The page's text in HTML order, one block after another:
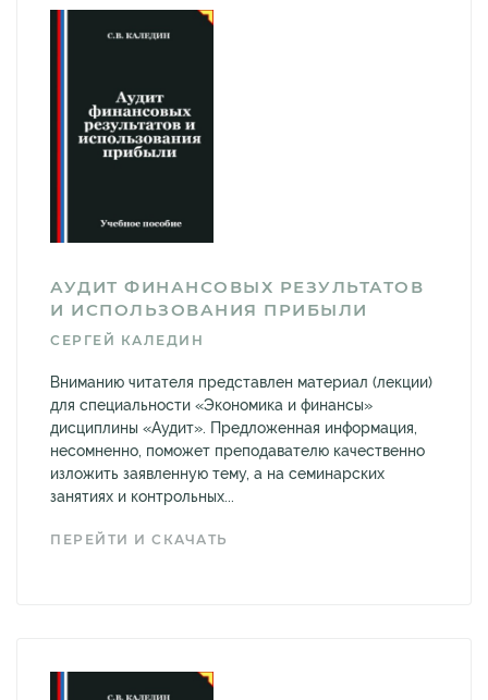
АУДИТ ФИНАНСОВЫХ РЕЗУЛЬТАТОВ
И ИСПОЛЬЗОВАНИЯ ПРИБЫЛИ
СЕРГЕЙ КАЛЕДИН
Вниманию читателя представлен материал (лекции)
для специальности «Экономика и финансы»
дисциплины «Аудит». Предложенная информация,
несомненно, поможет преподавателю качественно
изложить заявленную тему, а на семинарских
занятиях и контрольных...
ПЕРЕЙТИ И СКАЧАТЬ